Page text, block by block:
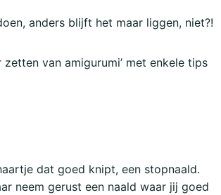
anders blijft het maar liggen, niet?!
van amigurumi’ met enkele tips
dat goed knipt, een stopnaald.
neem gerust een naald waar jij goed